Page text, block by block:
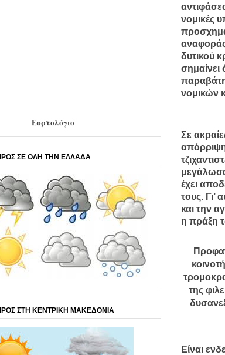
νομικές
αναφοράς
δυτικού
σημαίνει
νομικών
Σε
έχει
τους. Γι’
και την
η πράξη
της
Είναι
Εορτολόγιο
ΣΕ ΟΛΗ ΤΗΝ ΕΛΛΑΔΑ
ΣΤΗ ΚΕΝΤΡΙΚΗ ΜΑΚΕΔΟΝΙΑ